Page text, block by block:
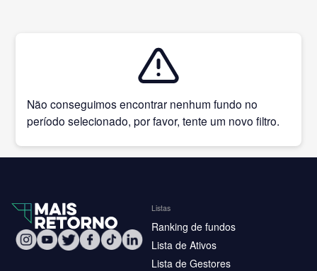
Não conseguimos encontrar nenhum fundo no
período selecionado, por favor, tente um novo filtro.
Listas
Ranking de fundos
Lista de Ativos
Lista de Gestores